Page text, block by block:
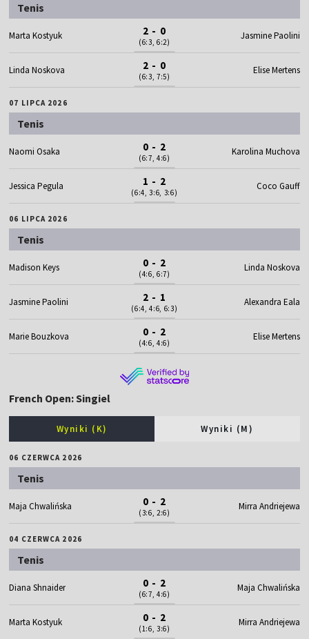
Tenis
Marta Kostyuk 2 - 0
(6:3, 6:2)
Jasmine Paolini
Linda Noskova 2 - 0
(6:3, 7:5)
Elise Mertens
07 LIPCA 2026
Tenis
Naomi Osaka 0 - 2
(6:7, 4:6)
Karolina Muchova
Jessica Pegula 1 - 2
(6:4, 3:6, 3:6)
Coco Gauff
06 LIPCA 2026
Tenis
Madison Keys 0 - 2
(4:6, 6:7)
Linda Noskova
Jasmine Paolini 2 - 1
(6:4, 4:6, 6:3)
Alexandra Eala
Marie Bouzkova 0 - 2
(4:6, 4:6)
Elise Mertens
French Open: Singiel
Wyniki (K) Wyniki (M)
06 CZERWCA 2026
Tenis
Maja Chwalińska 0 - 2
(3:6, 2:6)
Mirra Andriejewa
04 CZERWCA 2026
Tenis
Diana Shnaider 0 - 2
(6:7, 4:6)
Maja Chwalińska
Marta Kostyuk 0 - 2
(1:6, 3:6)
Mirra Andriejewa